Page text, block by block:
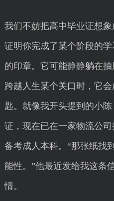
我们不妨把高中毕业证想
证明你完成了某个阶段的
的印章。它可能静静躺在
跨越人生某个关口时，它
匙。就像我开头提到的小
证，现在已在一家物流公
备考成人本科。“那张纸找
能性。”他最近发给我这条
情。